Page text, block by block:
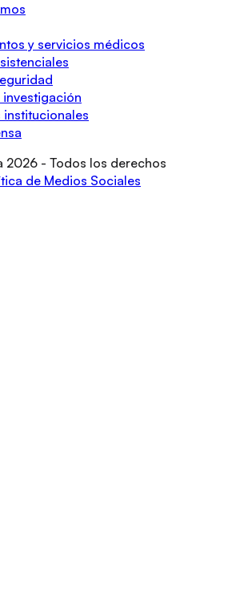
y servicios médicos
investigación
institucionales
2026 - Todos los derechos
de Medios Sociales